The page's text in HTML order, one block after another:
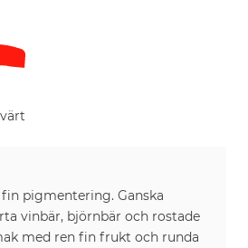
pigmentering. Ganska
vinbär, björnbär och rostade
med ren fin frukt och runda